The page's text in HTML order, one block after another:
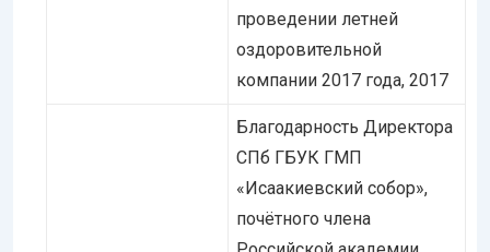
проведении летней
оздоровительной
компании 2017 года, 2017
Благодарность Директора
СПб ГБУК ГМП
«Исаакиевский собор»,
почётного члена